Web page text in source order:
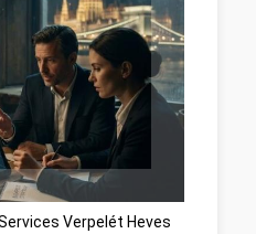
Verpelét Heves